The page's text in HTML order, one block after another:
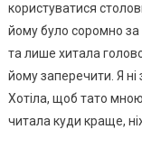
користуватися
йому було соромно за
та лише хитала
йому заперечити. Я
Хотіла, щоб тато
читала куди краще,